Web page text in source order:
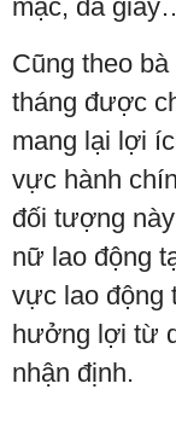
mặc, da
Cũng theo
tháng được
mang lại lợi
vực hành
đối tượng
nữ lao động
vực lao động
hưởng lợi từ
nhận định.